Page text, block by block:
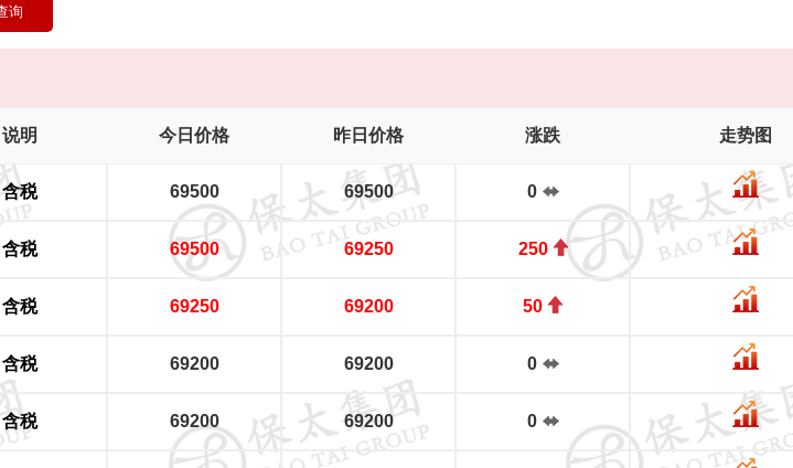
说明 今日价格 昨日价格 涨跌 走势图
含税 69500 69500 0
含税 69500 69250 250
含税 69250 69200 50
含税 69200 69200 0
含税 69200 69200 0